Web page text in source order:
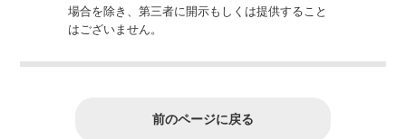
場合を除き、第三者に開示もしくは提供すること
はございません。
前のページに戻る